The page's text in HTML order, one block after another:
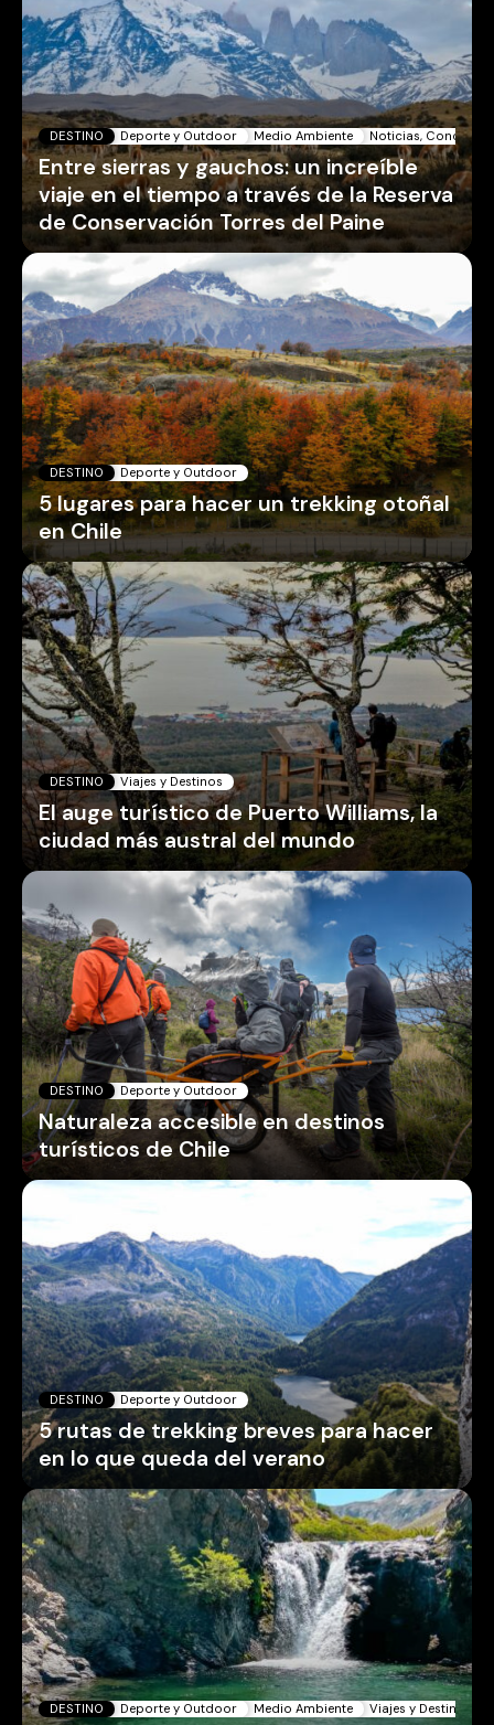
DESTINO Deporte y Outdoor Medio Ambiente Noticias,
Entre sierras y gauchos: un increíble
viaje en el tiempo a través de la Reserva
de Conservación Torres del Paine
DESTINO Deporte y Outdoor
5 lugares para hacer un trekking otoñal
en Chile
DESTINO Viajes y Destinos
El auge turístico de Puerto Williams, la
ciudad más austral del mundo
DESTINO Deporte y Outdoor
Naturaleza accesible en destinos
turísticos de Chile
DESTINO Deporte y Outdoor
5 rutas de trekking breves para hacer
en lo que queda del verano
DESTINO Deporte y Outdoor Medio Ambiente Viajes y Destinos